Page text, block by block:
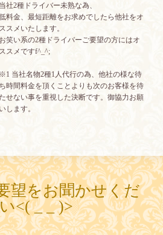
当社2種ドライバー未熟な為、
料金、最短距離をお求めでしたら他社をオ
ススメいたします。
お笑い系の2種ドライバーご要望の方にはオ
ススメですf^_^;
※1 当社名物2種1人代行の為、他社の様な待
ち時間料金を頂くことよりも次のお客様を待
せない事を重視した決断です。御協力お願
いします。
望をお聞かせくだ
<( _ _ )>